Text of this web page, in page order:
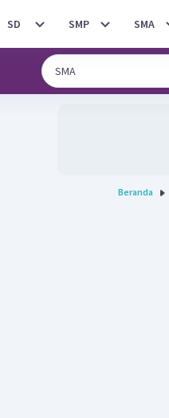
SD SMP SMA
Beranda